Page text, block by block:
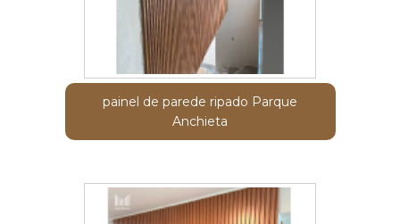
painel de parede ripado Parque
Anchieta